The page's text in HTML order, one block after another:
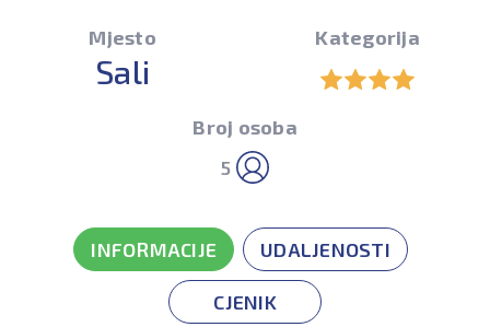
Mjesto
Sali
Kategorija
Broj osoba
5
INFORMACIJE UDALJENOSTI
CJENIK